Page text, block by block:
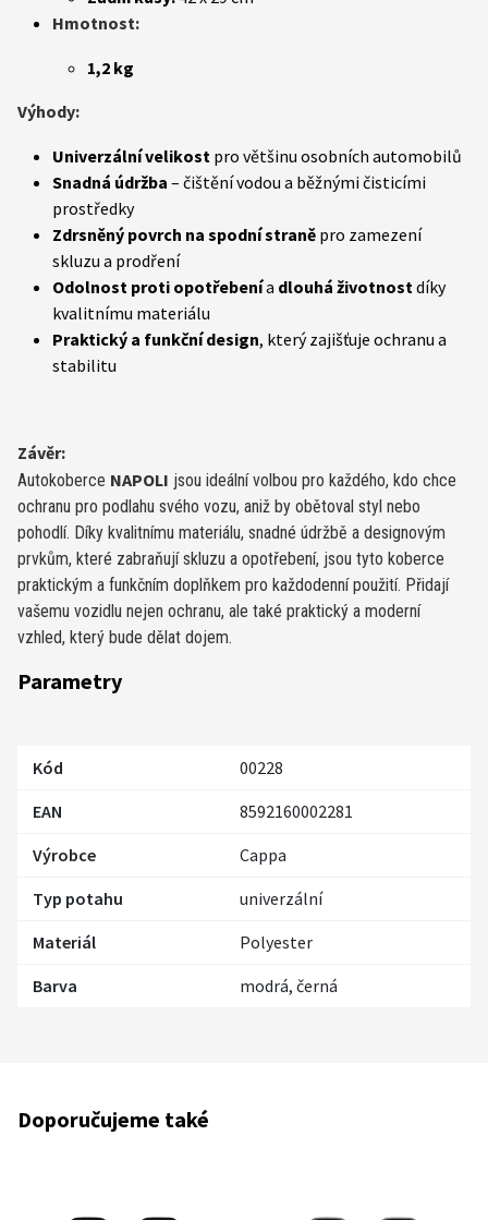
Hmotnost:
1,2 kg
Výhody:
Univerzální velikost pro většinu osobních automobilů
Snadná údržba – čištění vodou a běžnými čisticími
prostředky
Zdrsněný povrch na spodní straně pro zamezení
skluzu a prodření
Odolnost proti opotřebenía dlouhá životnost díky
kvalitnímu materiálu
Praktický a funkční design, který zajišťuje ochranu a
stabilitu
Závěr:
Autokoberce NAPOLI jsou ideální volbou pro každého, kdo chce
ochranu pro podlahu svého vozu, aniž by obětoval styl nebo
pohodlí. Díky kvalitnímu materiálu, snadné údržbě a designovým
prvkům, které zabraňují skluzu a opotřebení, jsou tyto koberce
praktickým a funkčním doplňkem pro každodenní použití. Přidají
vašemu vozidlu nejen ochranu, ale také praktický a moderní
vzhled, který bude dělat dojem.
Parametry
Kód
00228
EAN
8592160002281
Výrobce
Cappa
Typ potahu
univerzální
Materiál
Polyester
Barva
modrá, černá
Doporučujeme také